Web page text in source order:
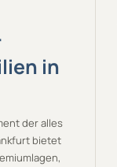
in
der alles
bietet